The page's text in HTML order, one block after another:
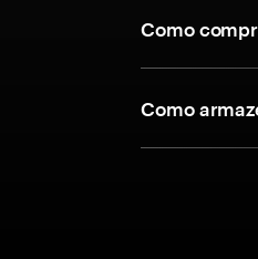
Como
Como